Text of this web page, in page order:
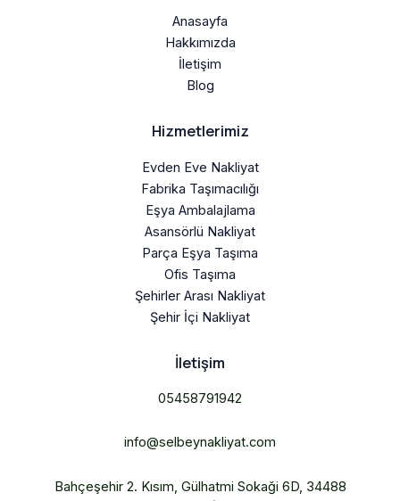
Anasayfa
Hakkımızda
İletişim
Blog
Hizmetlerimiz
Evden Eve Nakliyat
Fabrika Taşımacılığı
Eşya Ambalajlama
Asansörlü Nakliyat
Parça Eşya Taşıma
Ofis Taşıma
Şehirler Arası Nakliyat
Şehir İçi Nakliyat
İletişim
05458791942
info@selbeynakliyat.com
Bahçeşehir 2. Kısım, Gülhatmi Sokaği 6D, 34488